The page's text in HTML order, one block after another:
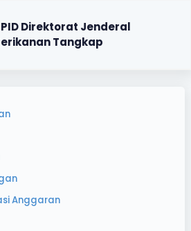
Direktorat Jenderal
Tangkap
Anggaran